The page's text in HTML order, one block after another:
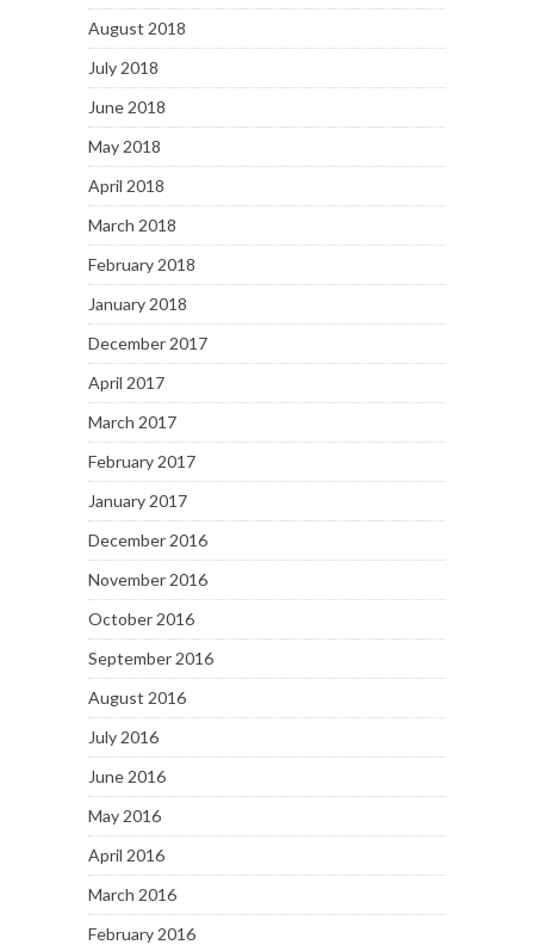
August 2018
July 2018
June 2018
May 2018
April 2018
March 2018
February 2018
January 2018
December 2017
April 2017
March 2017
February 2017
January 2017
December 2016
November 2016
October 2016
September 2016
August 2016
July 2016
June 2016
May 2016
April 2016
March 2016
February 2016